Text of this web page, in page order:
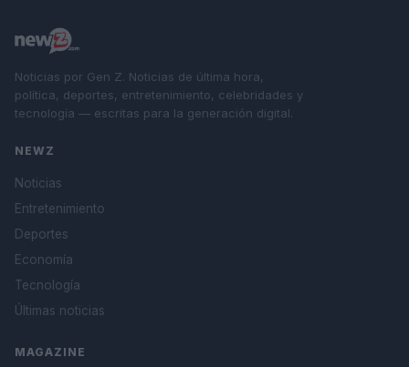
Noticias por Gen Z. Noticias de última hora,
política, deportes, entretenimiento, celebridades y
tecnología — escritas para la generación digital.
NEWZ
Noticias
Entretenimiento
Deportes
Economía
Tecnología
Últimas noticias
MAGAZINE